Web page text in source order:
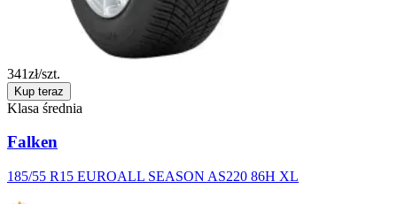
341zł/szt.
Kup teraz
Klasa średnia
Falken
185/55 R15 EUROALL SEASON AS220 86H XL